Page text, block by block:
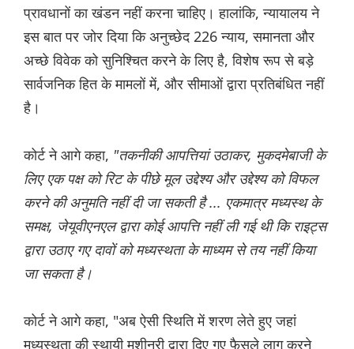
प्रावधानों का खंडन नहीं करना चाहिए। हालांकि, न्यायालय ने
इस बात पर जोर दिया कि अनुच्छेद 226 न्याय, समानता और
अच्छे विवेक को सुनिश्चित करने के लिए है, विशेष रूप से बड़े
सार्वजनिक हित के मामलों में, और सीमाओं द्वारा प्रतिबंधित नहीं
है।
कोर्ट ने आगे कहा, "तकनीकी आपत्तियां उठाकर, मुकदमेबाजी के
लिए एक पक्ष को रिट के पीछे मूल उद्देश्य और उद्देश्य को विफल
करने की अनुमति नहीं दी जा सकती है ... एकमात्र मध्यस्थ के
समक्ष, जेयूवीएनएल द्वारा कोई आपत्ति नहीं ली गई थी कि राइट्स
द्वारा उठाए गए दावों को मध्यस्थता के माध्यम से तय नहीं किया
जा सकता है।
कोर्ट ने आगे कहा, "अब ऐसी स्थिति में शरण लेते हुए जहां
मध्यस्थता की स्थायी मशीनरी द्वारा दिए गए फैसले लागू करने